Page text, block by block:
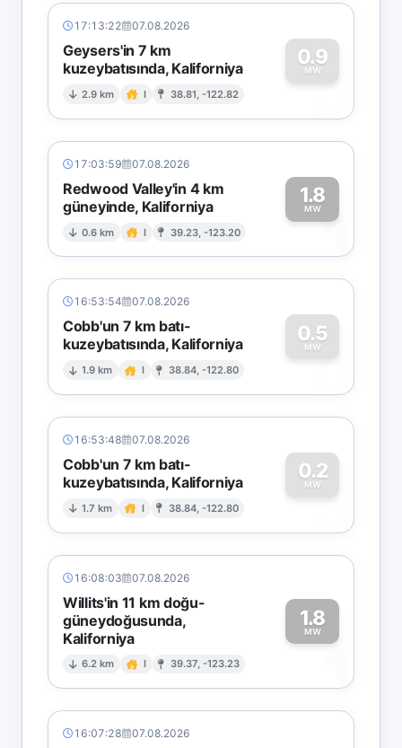
17:13:22 07.08.2026
Geysers'in 7 km
kuzeybatısında, Kaliforniya
2.9 km I 38.81, -122.82
0.9
MW
0
17:03:59 07.08.2026
Redwood Valley'in 4 km
güneyinde, Kaliforniya
0.6 km I 39.23, -123.20
1.8
MW1
16:53:54 07.08.2026
Cobb'un 7 km batı-
kuzeybatısında, Kaliforniya
1.9 km I 38.84, -122.80
0.5
MW
0
16:53:48 07.08.2026
Cobb'un 7 km batı-
kuzeybatısında, Kaliforniya
1.7 km I 38.84, -122.80
0.2
MW
0
16:08:03 07.08.2026
Willits'in 11 km doğu-
güneydoğusunda,
Kaliforniya
6.2 km I 39.37, -123.23
1.8
MW
1
16:07:28 07.08.2026